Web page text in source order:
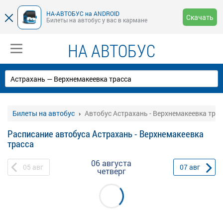
НА-АВТОБУС на ANDROID
Билеты на автобус у вас в кармане
Скачать
НА АВТОБУС
Билеты на автобус Автобус Астрахань - Верхнемакеевка
Расписание автобуса Астрахань - Верхнемакеевка
трасса
05 авг 06 августа
четверг 07авг